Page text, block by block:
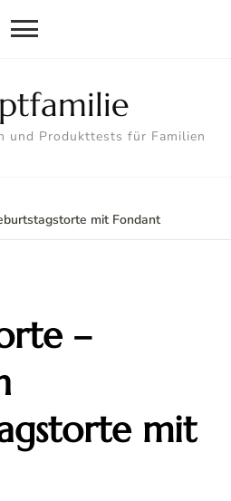
und Produkttests für Familien
mit Fondant
–
mit